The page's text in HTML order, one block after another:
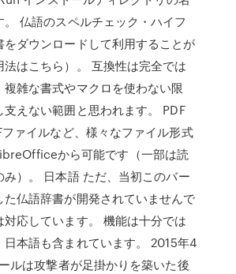
仏語のスペルチェック・ハイフ
をダウンロードして利用することが
法はこちら）。 互換性は完全では
複雑な書式やマクロを使わない限
支えない範囲と思われます。 PDF
ァイルなど、様々なファイル形式
から可能です（一部は読
）。 日本語 ただ、当初このバー
た仏語辞書が開発されていませんで
対応しています。 機能は十分では
日本語も含まれています。 2015年4
ルは攻撃者が足掛かりを築いた後